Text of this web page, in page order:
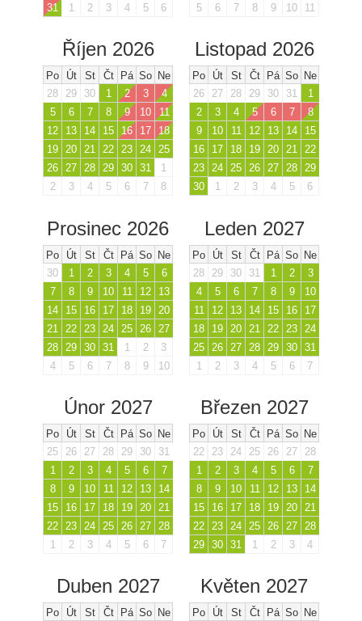
31
1 2 3 4 5 6
5
6 7 8 9 10 11
Říjen 2026
Po Út St Čt Pá So Ne
28
29 30 1 2 3
4
5
6 7 8 9 10
11
12
13 14 15 16 17
18
19 20 21 22 23 24 25
26 27 28 29 30 31
1
2
3 4 5 6 7 8
Listopad 2026
Po Út St Čt Pá So Ne
26
27 28 29 30 31
1
2
3 4 5 6 7
8
9
10 11 12 13 14
15
16
17 18 19 20 21 22
23 24 25 26 27 28 29
30
1 2 3 4 5 6
Prosinec 2026
Po Út St Čt Pá So Ne
30
1 2 3 4 5
6
7
8 9 10 11 12
13
14
15 16 17 18 19
20
21
22 23 24 25 26
27
28
29 30 31 1 2
3
4
5 6 7 8 9 10
Leden 2027
Po Út St Čt Pá So Ne
28
29 30 31 1 2
3
4
5 6 7 8 9
10
11
12 13 14 15 16
17
18
19 20 21 22 23
24
25
26 27 28 29 30 31
1
2 3 4 5 6 7
Únor 2027
Po Út St Čt Pá So Ne
25
26 27 28 29 30
31
1
2 3 4 5 6
7
8
9 10 11 12 13
14
15
16 17 18 19 20 21
22 23 24 25 26 27 28
1
2 3 4 5 6 7
Březen 2027
Po Út St Čt Pá So Ne
22
23 24 25 26 27
28
1
2 3 4 5 6
7
8
9 10 11 12 13
14
15
16 17 18 19 20 21
22 23 24 25 26 27 28
29 30 31 1 2 3 4
Duben 2027
Po Út St Čt Pá So Ne
Květen 2027
Po Út St Čt Pá So Ne